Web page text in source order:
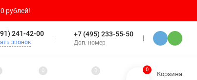
рублей!
241-42-00
звонок
+7 (495) 233-55-50
Доп. номер
0 0 0
Корзина